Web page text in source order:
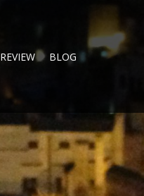
REVIEW BLOG